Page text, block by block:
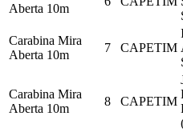
Aberta 10m
Carabina Mira
Aberta 10m
7 CAPETIM
Carabina Mira
Aberta 10m
8 CAPETIM